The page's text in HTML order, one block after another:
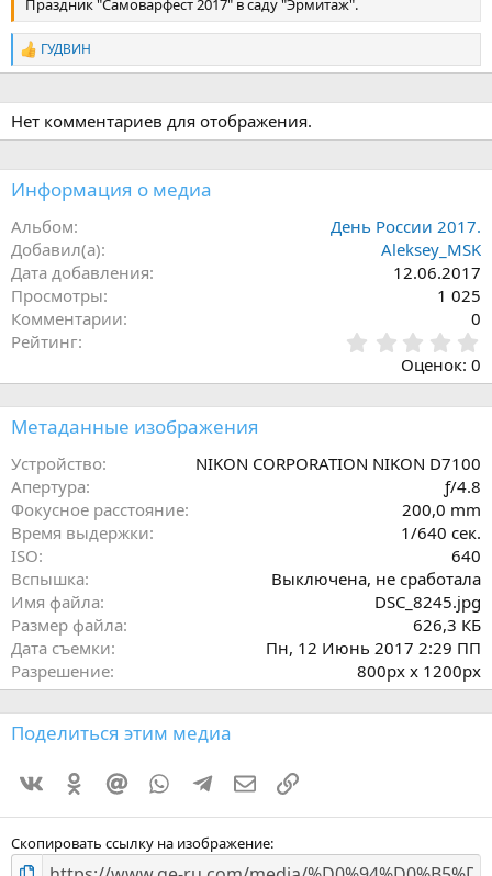
Праздник "Самоварфест 2017" в саду "Эрмитаж".
Р
е
к
ц
и
ГУДВИН
Нет комментариев для отображения.
Информация о медиа
Альбом
День России 2017.
Добавил(а)
Aleksey_MSK
Дата добавления
12.06.2017
Просмотры
1 025
Комментарии
0
Рейтинг
0
Оценок: 0
Метаданные изображения
Устройство
NIKON CORPORATION NIKON D7100
Апертура
ƒ/4.8
Фокусное расстояние
200,0 mm
Время выдержки
1/640 сек.
ISO
640
Вспышка
Выключена, не сработала
Имя файла
DSC_8245.jpg
Размер файла
626,3 КБ
Дата съемки
Пн, 12 Июнь 2017 2:29 ПП
Разрешение
800px x 1200px
Поделиться этим медиа
VkontakteOdnoklassniki
Mail.ruWhatsAppTelegramЭлектронная почта
Ссылка
Скопировать ссылку на изображение